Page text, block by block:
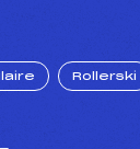
Rollerski